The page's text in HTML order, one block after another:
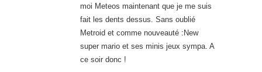
moi Meteos maintenant que je me suis
fait les dents dessus. Sans oublié
Metroid et comme nouveauté :New
super mario et ses minis jeux sympa. A
ce soir donc !